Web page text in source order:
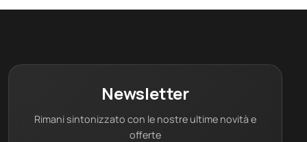
Newsletter
Rimani sintonizzato con le nostre ultime novità e
offerte